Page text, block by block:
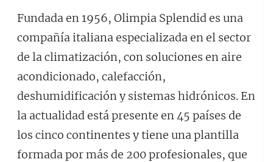
Fundada en 1956, Olimpia Splendid es una
compañía italiana especializada en el sector
de la climatización, con soluciones en aire
acondicionado, calefacción,
deshumidificación y sistemas hidrónicos. En
la actualidad está presente en 45 países de
los cinco continentes y tiene una plantilla
formada por más de 200 profesionales, que